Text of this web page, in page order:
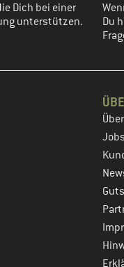
Dich bei einer
unterstützen.
Du